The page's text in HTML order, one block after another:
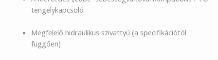
tengelykapcsoló
Megfelelő hidraulikus szivattyú (a specifikációtól
függően)